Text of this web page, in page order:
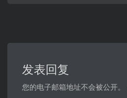
发表回复
您的电子邮箱地址不会被公开。